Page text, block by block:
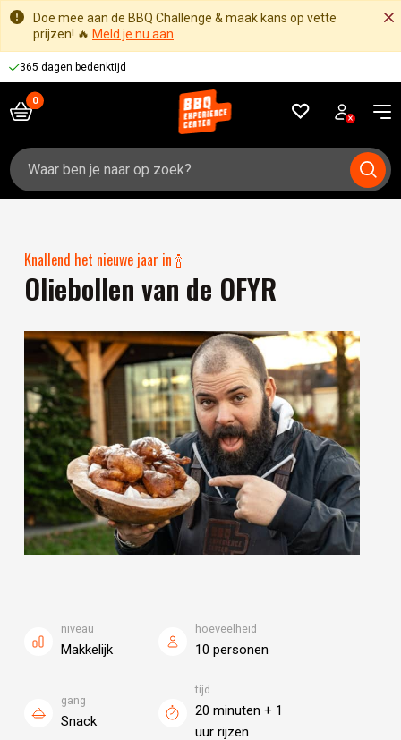
Doe mee aan de BBQ Challenge & maak kans op vette
prijzen! 🔥 Meld je nu aan
365 dagen bedenktijd
Zoeken
naar:
Knallend het nieuwe jaar in 🍾
Oliebollen van de OFYR
niveau
Makkelijk
hoeveelheid
10 personen
gang
Snack
tijd
20 minuten + 1
uur rijzen